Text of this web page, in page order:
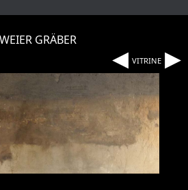
GRÄBER ◂ VITRINE ▸